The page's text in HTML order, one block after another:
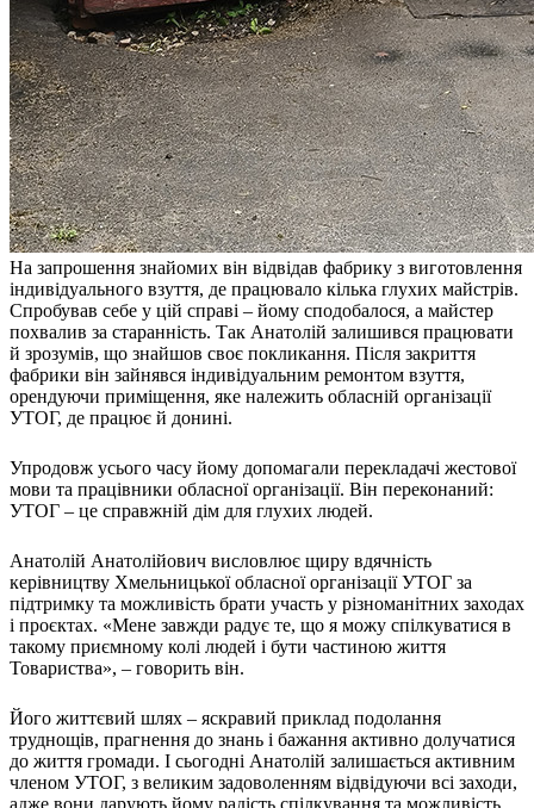
На запрошення знайомих він відвідав фабрику з виготовлення
індивідуального взуття, де працювало кілька глухих майстрів.
Спробував себе у цій справі – йому сподобалося, а майстер
похвалив за старанність. Так Анатолій залишився працювати
й зрозумів, що знайшов своє покликання. Після закриття
фабрики він зайнявся індивідуальним ремонтом взуття,
орендуючи приміщення, яке належить обласній організації
УТОГ, де працює й донині.
Упродовж усього часу йому допомагали перекладачі жестової
мови та працівники обласної організації. Він переконаний:
УТОГ – це справжній дім для глухих людей.
Анатолій Анатолійович висловлює щиру вдячність
керівництву Хмельницької обласної організації УТОГ за
підтримку та можливість брати участь у різноманітних заходах
і проєктах. «Мене завжди радує те, що я можу спілкуватися в
такому приємному колі людей і бути частиною життя
Товариства», – говорить він.
Його життєвий шлях – яскравий приклад подолання
труднощів, прагнення до знань і бажання активно долучатися
до життя громади. І сьогодні Анатолій залишається активним
членом УТОГ, з великим задоволенням відвідуючи всі заходи,
адже вони дарують йому радість спілкування та можливість